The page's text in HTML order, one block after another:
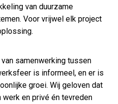
van duurzame
Voor vrijwel elk project
samenwerking tussen
is informeel, en er is
groei. Wij geloven dat
en privé én tevreden